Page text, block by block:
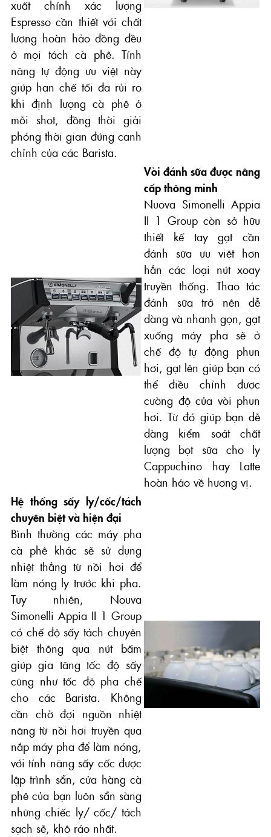
xuất chính xác lượng
Espresso cần thiết với chất
lượng hoàn hảo đồng đều
ở mọi tách cà phê. Tính
năng tự động ưu việt này
giúp hạn chế tối đa rủi ro
khi định lượng cà phê ở
mỗi shot, đồng thời giải
phóng thời gian đứng canh
chỉnh của các Barista.
Vòi đánh sữa được nâng
cấp thông minh
Nuova Simonelli Appia
II 1 Group còn sở hữu
thiết kế tay gạt cần
đánh sữa ưu việt hơn
hẳn các loại nút xoay
truyền thống. Thao tác
đánh sữa trở nên dễ
dàng và nhanh gọn, gạt
xuống máy pha sẽ ở
chế độ tự động phun
hơi, gạt lên giúp bạn có
thể điều chỉnh được
cường độ của vòi phun
hơi. Từ đó giúp bạn dễ
dàng kiểm soát chất
lượng bọt sữa cho ly
Cappuchino hay Latte
hoàn hảo về hương vị.
Hệ thống sấy ly/cốc/tách
chuyên biệt và hiện đại
Bình thường các máy pha
cà phê khác sẽ sử dụng
nhiệt thẳng từ nồi hơi để
làm nóng ly trước khi pha.
Tuy nhiên, Nouva
Simonelli Appia II 1 Group
có chế độ sấy tách chuyên
biệt thông qua nút bấm
giúp gia tăng tốc độ sấy
cũng như tốc độ pha chế
cho các Barista. Không
cần chờ đợi nguồn nhiệt
năng từ nồi hơi truyền qua
nắp máy pha để làm nóng,
với tính năng sấy cốc được
lập trình sẵn, cửa hàng cà
phê của bạn luôn sẵn sàng
những chiếc ly/ cốc/ tách
sạch sẽ, khô ráo nhất.